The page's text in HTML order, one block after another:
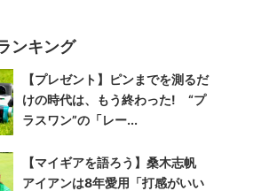
ンキング
【プレゼント】ピンまでを測るだ
けの時代は、もう終わった! “プ
ラスワン”の「レー...
【マイギアを語ろう】桑木志帆
アイアンは8年愛用「打感がいい